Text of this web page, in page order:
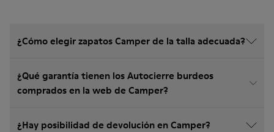
¿Cómo elegir zapatos Camper de la talla adecuada?
¿Qué garantía tienen los Autocierre burdeos
comprados en la web de Camper?
¿Hay posibilidad de devolución en Camper?